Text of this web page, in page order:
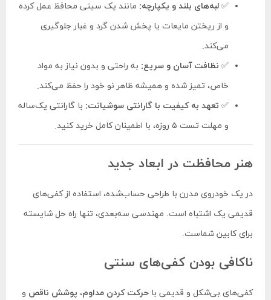
✅ لبه‌های بلند و یکپارچه: مانند یک سینی محافظ عمل کرده
و از ریختن مایعات یا پخش شدن گرد و غبار جلوگیری
می‌کند.
✅ نظافت آسان و سریع: به راحتی و بدون نیاز به مواد
خاص، تمیز شده و همیشه ظاهر نو خود را حفظ می‌کند.
✅ تعهد به کیفیت با گارانتی سوشیانت: با گارانتی یک‌ساله
و مهلت تست ۵ روزه، با اطمینان کامل خرید کنید.
هنر محافظت در ابعاد جدید
در یک خودروی مدرن با طراحی حساب‌شده، استفاده از کفی‌های
قدیمی یک اشتباه است. مهندسی سه‌بعدی، تنها راه حل شایسته
برای کابین شماست.
ناکافی بودن کفی‌های سنتی
کفی‌های بی‌شکل و قدیمی با حرکت کردن مداوم، پوشش ناقص و